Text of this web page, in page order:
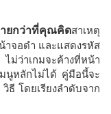
i
o
n
ยกว่าที่คุณคิดสาเหตุ
าจอดำ และแสดงรหัส
ว่าเกมจะค้างที่หน้า
นูหลักไม่ได้ คู่มือนี้จะ
ธี โดยเรียงลำดับจาก